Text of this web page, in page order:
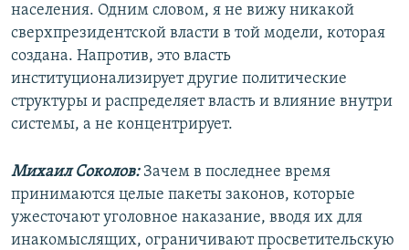
населения. Одним словом, я не вижу никакой
сверхпрезидентской власти в той модели, которая
создана. Напротив, это власть
институционализирует другие политические
структуры и распределяет власть и влияние внутри
системы, а не концентрирует.
Михаил Соколов:Зачем в последнее время
принимаются целые пакеты законов, которые
ужесточают уголовное наказание, вводя их для
инакомыслящих, ограничивают просветительскую